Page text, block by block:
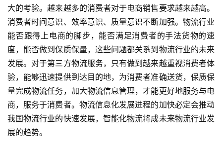
大的考验。越来越多的消费者对于电商销售要求越来越高。
消费者时间意识、效率意识、质量意识不断加强。物流行业
能否跟得上电商的脚步，能否满足消费者的手法货物的速
度，能否做到保质保量，这些问题都关系到物流行业的未来
发展。对于第三方物流服务，只有做到越来越重视消费者体
验，能够迅速提供到达目的地，为消费者准确送货，保质保
量完成物流任务，加大物流信息管理，才能更好地服务与电
商，服务于消费者。物流信息化发展进程的加快必定会推动
我国物流行业的快速发展，智能化物流将成未来物流行业发
展的趋势。